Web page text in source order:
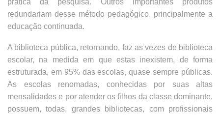
prática da pesquisa. Outros importantes produtos
redundariam desse método pedagógico, principalmente a
educação continuada.
A biblioteca pública, retornando, faz as vezes de biblioteca
escolar, na medida em que estas inexistem, de forma
estruturada, em 95% das escolas, quase sempre públicas.
As escolas renomadas, conhecidas por suas altas
mensalidades e por atender os filhos da classe dominante,
possuem, todas, grandes bibliotecas, com profissionais